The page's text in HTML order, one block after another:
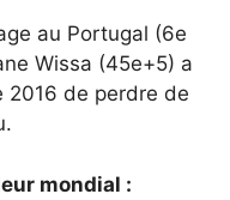
au Portugal (6e
Wissa (45e+5) a
2016 de perdre de
mondial :